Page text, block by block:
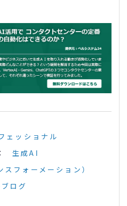
ェッショナル
生成AI
フォーメーション）
ログ